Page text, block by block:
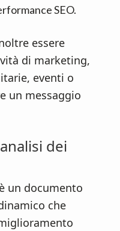
SEO.
essere
di marketing,
eventi o
un messaggio
dei
un documento
che